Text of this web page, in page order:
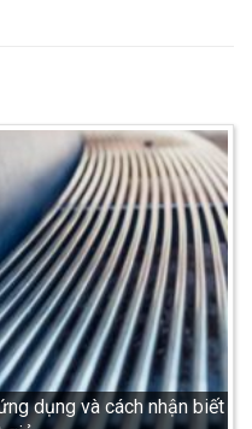
dụng và cách nhận biết